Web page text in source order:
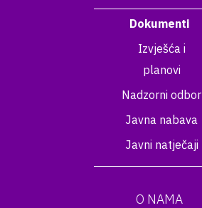
Dokumenti
Izvješća i
planovi
Nadzorni odbor
Javna nabava
Javni natječaji
O NAMA